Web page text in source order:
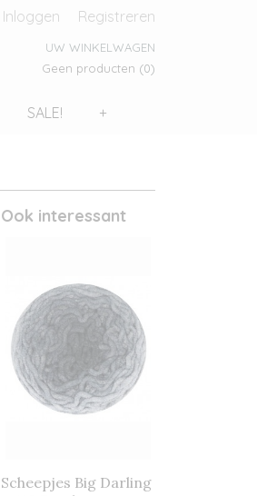
Inloggen Registreren
UW WINKELWAGEN
Geen producten (0)
SALE! +
Ook interessant
Scheepjes Big Darling